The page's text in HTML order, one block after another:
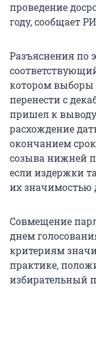
проведение
году, сообщает
Разъяснения по
котором выборы
перенести с
пришел к
расхождение
окончанием
созыва нижней
если издержки
их значимостью
Совмещение
днем
критериям
практике,
избирательный